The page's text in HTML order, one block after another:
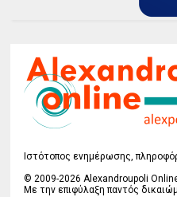
Ιστότοπος ενημέρωσης,
© 2009-2026 Alexandroupoli
Με την επιφύλαξη παντός